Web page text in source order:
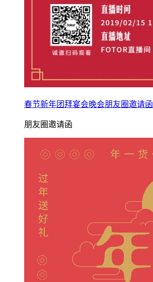
春节新年团拜宴会晚会朋友圈邀请函
朋友圈邀请函